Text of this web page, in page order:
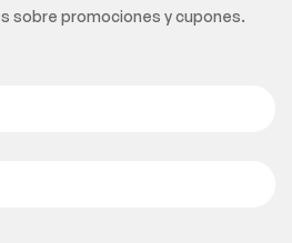
sobre promociones y cupones.